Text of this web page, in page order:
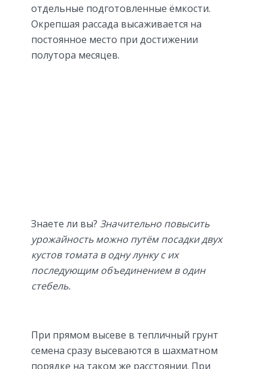
отдельные подготовленные ёмкости.
Окрепшая рассада высаживается на
постоянное место при достижении
полутора месяцев.
Знаете ли вы? Значительно повысить
урожайность можно путём посадки двух
кустов томата в одну лунку с их
последующим объединением в один
стебель.
При прямом высеве в тепличный грунт
семена сразу высеваются в шахматном
порядке на таком же расстоянии. При